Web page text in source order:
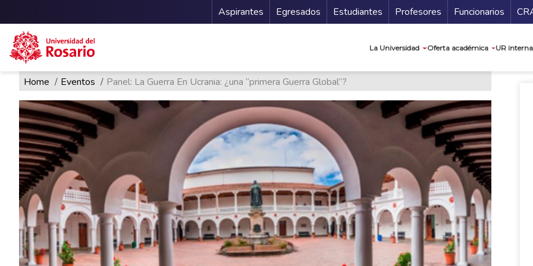
Pasar al contenido principal
Menu Secundario
Aspirantes Egresados Estudiantes Profesores Funcionarios
La Universidad Oferta académica UR
Ruta de navegación
Home Eventos Panel: La Guerra En Ucrania: ¿una “primera Guerra Global”?